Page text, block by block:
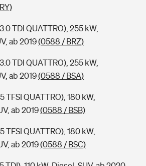
TDI QUATTRO), 255 kW,
ab 2019(0588 / BRZ)
TDI QUATTRO), 255 kW,
ab 2019(0588 / BSA)
TFSI QUATTRO), 180 kW,
ab 2019(0588 / BSB)
TFSI QUATTRO), 180 kW,
ab 2019(0588 / BSC)